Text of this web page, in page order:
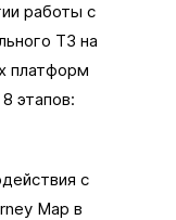
работы с
ТЗ на
платформ
этапов:
с
Map в